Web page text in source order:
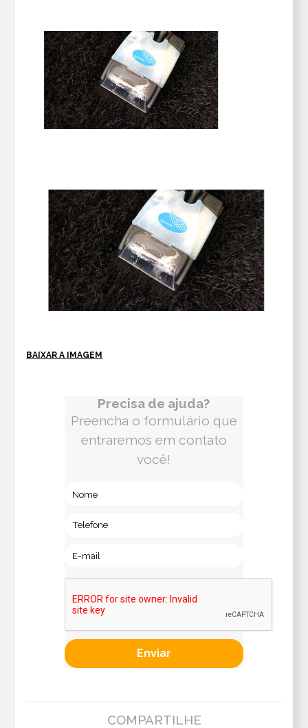
BAIXAR A IMAGEM
Precisa de ajuda?
Preencha o formulário que
entraremos em contato
você!
COMPARTILHE